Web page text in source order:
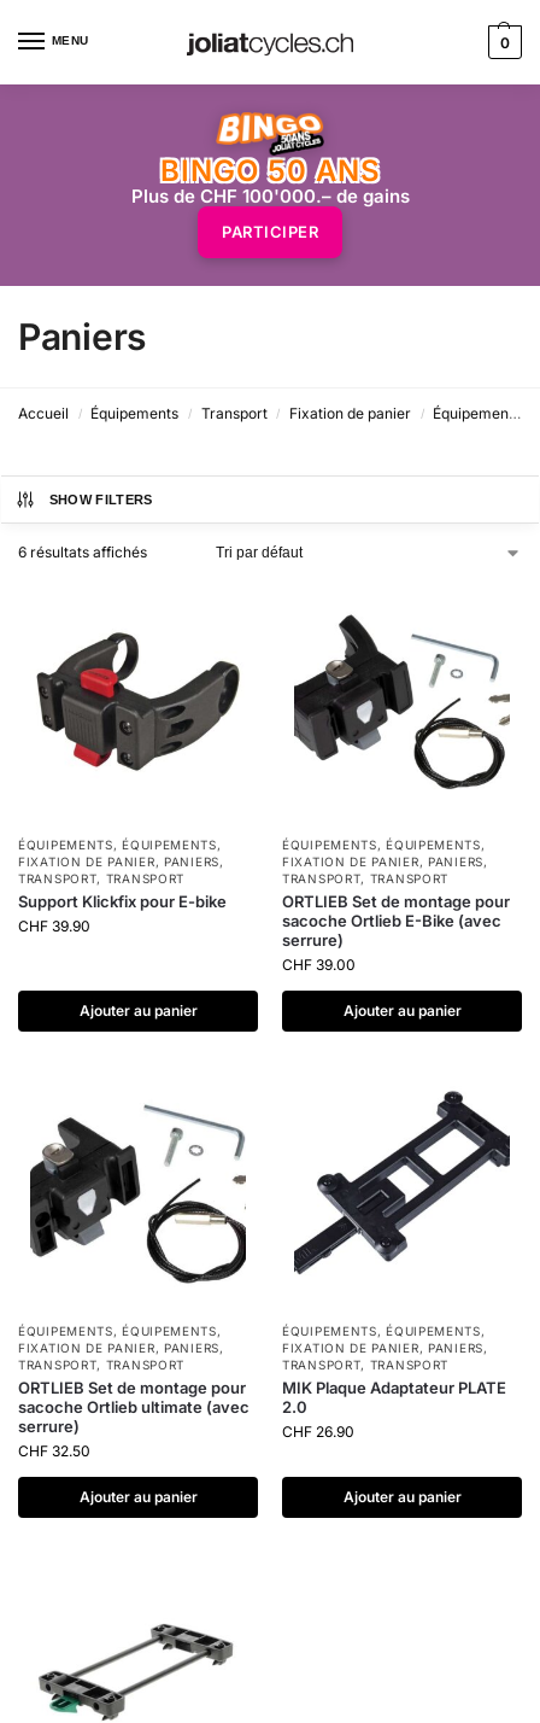
MENU 0
BINGO 50 ANS
Plus de CHF 100'000.– de gains
PARTICIPER
Paniers
Accueil / Équipements / Transport / Fixation de panier / Équipements
SHOW FILTERS
6 résultats affichés
ÉQUIPEMENTS, ÉQUIPEMENTS,
FIXATION DE PANIER, PANIERS,
TRANSPORT, TRANSPORT
Support Klickfix pour E-bike
CHF 39.90
Ajouter au panier
ÉQUIPEMENTS, ÉQUIPEMENTS,
FIXATION DE PANIER, PANIERS,
TRANSPORT, TRANSPORT
ORTLIEB Set de montage pour
sacoche Ortlieb E-Bike (avec
serrure)
CHF 39.00
Ajouter au panier
ÉQUIPEMENTS, ÉQUIPEMENTS,
FIXATION DE PANIER, PANIERS,
TRANSPORT, TRANSPORT
ORTLIEB Set de montage pour
sacoche Ortlieb ultimate (avec
serrure)
CHF 32.50
Ajouter au panier
ÉQUIPEMENTS, ÉQUIPEMENTS,
FIXATION DE PANIER, PANIERS,
TRANSPORT, TRANSPORT
MIK Plaque Adaptateur PLATE
2.0
CHF 26.90
Ajouter au panier